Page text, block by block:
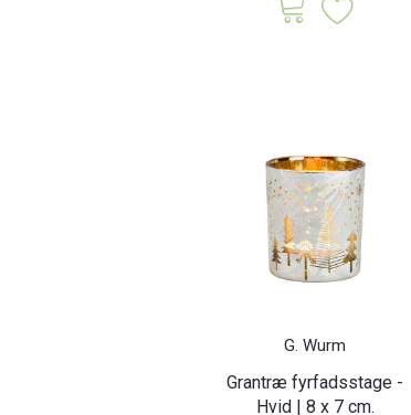
G. Wurm
Grantræ fyrfadsstage -
Hvid | 8 x 7 cm.